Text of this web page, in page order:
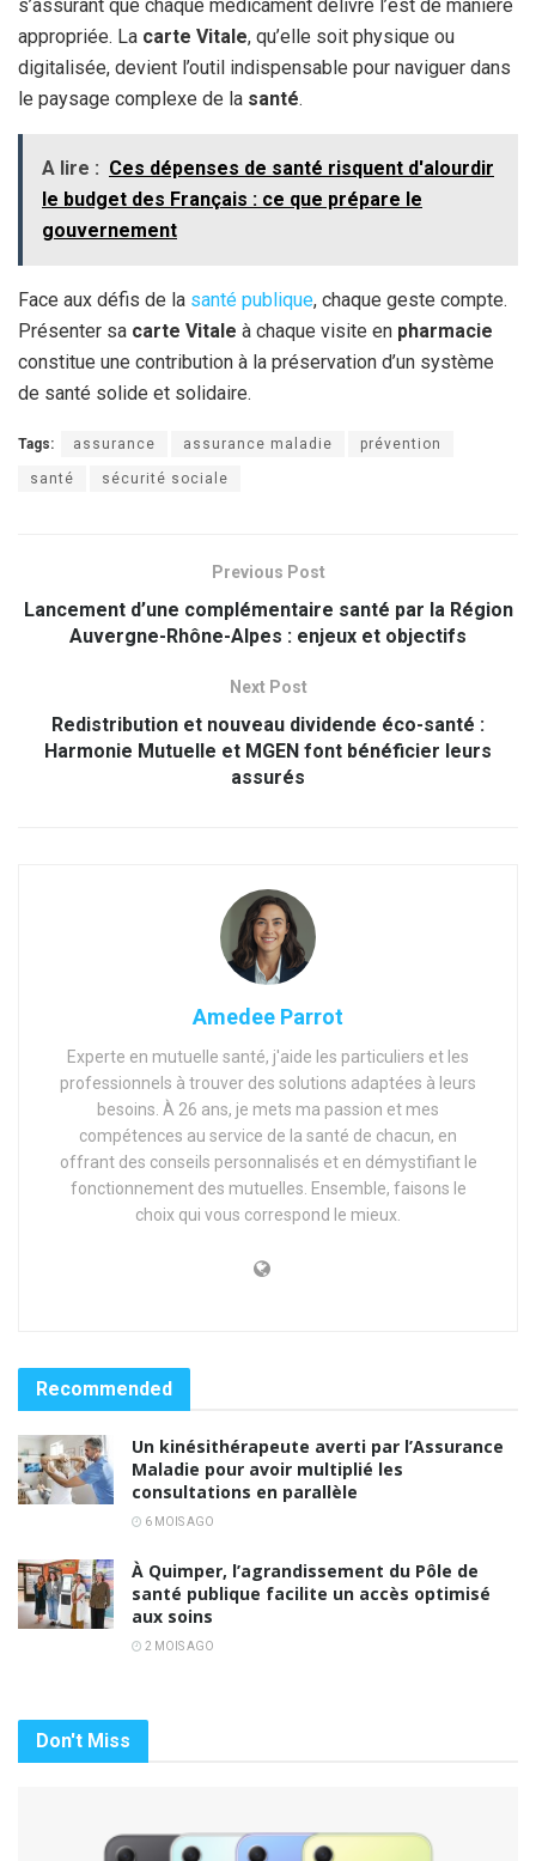
s’assurant que chaque médicament délivré l’est de manière
appropriée. La carte Vitale, qu’elle soit physique ou
digitalisée, devient l’outil indispensable pour naviguer dans
le paysage complexe de la santé.
A lire : Ces dépenses de santé risquent d'alourdir
le budget des Français : ce que prépare le
gouvernement
Face aux défis de la santé publique, chaque geste compte.
Présenter sa carte Vitale à chaque visite en pharmacie
constitue une contribution à la préservation d’un système
de santé solide et solidaire.
Tags: assurance assurance maladie prévention
santé sécurité sociale
Previous Post
Lancement d’une complémentaire santé par la Région
Auvergne-Rhône-Alpes : enjeux et objectifs
Next Post
Redistribution et nouveau dividende éco-santé :
Harmonie Mutuelle et MGEN font bénéficier leurs
assurés
Amedee Parrot
Experte en mutuelle santé, j'aide les particuliers et les
professionnels à trouver des solutions adaptées à leurs
besoins. À 26 ans, je mets ma passion et mes
compétences au service de la santé de chacun, en
offrant des conseils personnalisés et en démystifiant le
fonctionnement des mutuelles. Ensemble, faisons le
choix qui vous correspond le mieux.
Recommended
Un kinésithérapeute averti par l’Assurance
Maladie pour avoir multiplié les
consultations en parallèle
6 MOIS AGO
À Quimper, l’agrandissement du Pôle de
santé publique facilite un accès optimisé
aux soins
2 MOIS AGO
Don't Miss